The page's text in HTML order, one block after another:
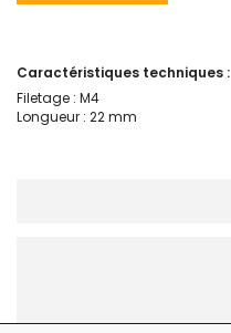
Caractéristiques techniques :
Filetage : M4
Longueur : 22 mm